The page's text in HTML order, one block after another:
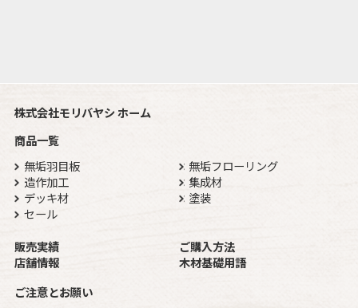
株式会社モリバヤシ ホーム
商品一覧
無垢羽目板
無垢フローリング
造作加工
集成材
デッキ材
塗装
セール
販売実績
ご購入方法
店舗情報
木材基礎用語
ご注意とお願い